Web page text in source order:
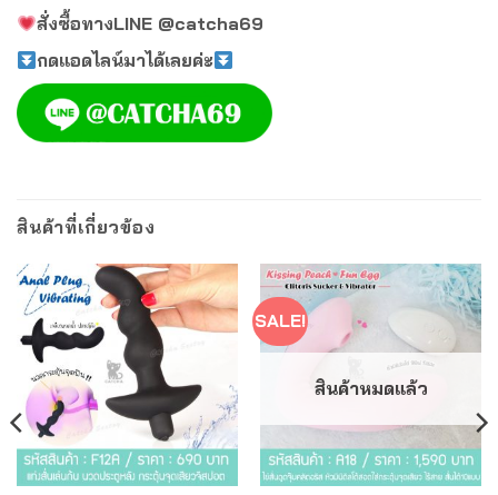
สั่งซื้อทางLINE @catcha69
กดแอดไลน์มาได้เลยค่ะ
สินค้าที่เกี่ยวข้อง
SALE!
สินค้าหมดแล้ว